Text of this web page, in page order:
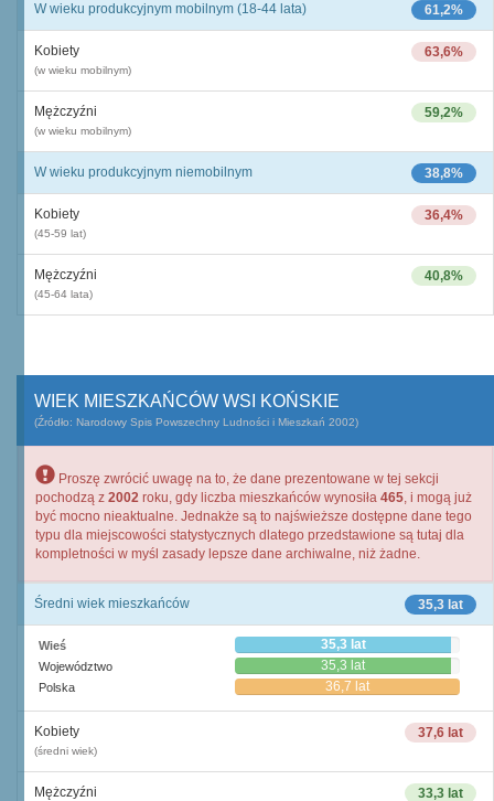
61,2%
W wieku produkcyjnym mobilnym (18-44 lata)
63,6%
Kobiety
(w wieku mobilnym)
59,2%
Mężczyźni
(w wieku mobilnym)
38,8%
W wieku produkcyjnym niemobilnym
36,4%
Kobiety
(45-59 lat)
40,8%
Mężczyźni
(45-64 lata)
WIEK MIESZKAŃCÓW WSI KOŃSKIE
(Źródło: Narodowy Spis Powszechny Ludności i Mieszkań 2002)
Proszę zwrócić uwagę na to, że dane prezentowane w tej sekcji
pochodzą z 2002 roku, gdy liczba mieszkańców wynosiła 465, i mogą już
być mocno nieaktualne. Jednakże są to najświeższe dostępne dane tego
typu dla miejscowości statystycznych dlatego przedstawione są tutaj dla
kompletności w myśl zasady lepsze dane archiwalne, niż żadne.
35,3 lat
Średni wiek mieszkańców
Wieś 35,3 lat
Województwo 35,3 lat
Polska 36,7 lat
37,6 lat
Kobiety
(średni wiek)
33,3 lat
Mężczyźni